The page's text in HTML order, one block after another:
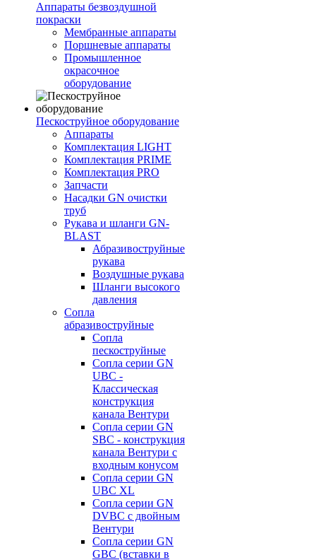
Аппараты безвоздушной
покраски
Мембранные аппараты
Поршневые аппараты
Промышленное
окрасочное
оборудование
Пескоструйное оборудование
Аппараты
Комплектация LIGHT
Комплектация PRIME
Комплектация PRO
Запчасти
Насадки GN очистки
труб
Рукава и шланги GN-
BLAST
Абразивоструйные
рукава
Воздушные рукава
Шланги высокого
давления
Сопла
абразивоструйные
Сопла
пескоструйные
Сопла серии GN
UBC -
Классическая
конструкция
канала Вентури
Сопла серии GN
SBC - конструкция
канала Вентури c
входным конусом
Сопла серии GN
UBC XL
Сопла серии GN
DVBC с двойным
Вентури
Сопла серии GN
GBC (вставки в